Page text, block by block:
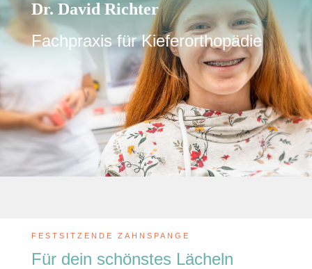
Dr. David Richter
Fachpraxis für Kieferorthopädie
FESTSITZENDE ZAHNSPANGE
Für dein schönstes Lächeln